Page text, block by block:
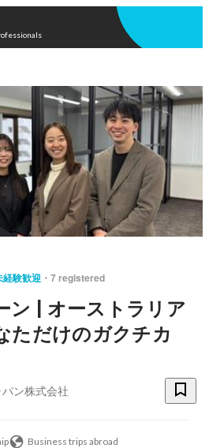
経験歓迎 7 registered
ン | オーストラリア
ただけのガクチカ
ン株式会社
Business trips abroad